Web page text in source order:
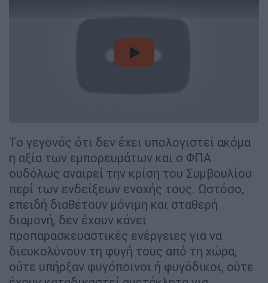
video
Το γεγονός ότι δεν έχει υπολογιστεί ακόμα
η αξία των εμπορευμάτων και ο ΦΠΑ
ουδόλως αναιρεί την κρίση του Συμβουλίου
περί των ενδείξεων ενοχής τους. Ωστόσο,
επειδή διαθέτουν μόνιμη και σταθερή
διαμονή, δεν έχουν κάνει
προπαρασκευαστικές ενέργειες για να
διευκολύνουν τη φυγή τους από τη χώρα,
ούτε υπήρξαν φυγόποινοι ή φυγόδικοι, ούτε